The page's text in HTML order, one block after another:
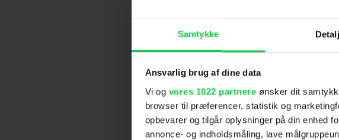
Samtykke
Ansvarlig brug af dine data
Vi og vores 1022 partnere ønsker dit
browser til præferencer, statistik og
opbevarer og tilgår oplysninger på din enhed
annonce- og indholdsmåling, lave
Ved